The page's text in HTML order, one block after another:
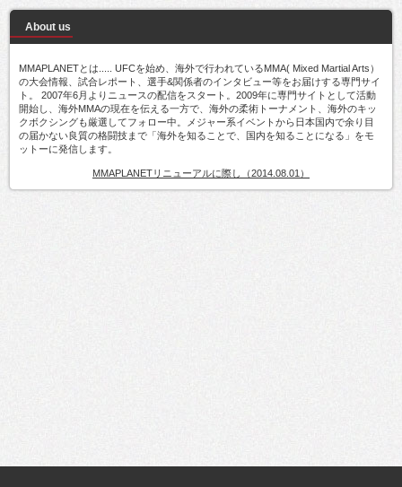
About us
MMAPLANETとは..... UFCを始め、海外で行われているMMA( Mixed Martial Arts）
の大会情報、試合レポート、選手&関係者のインタビュー等をお届けする専門サイ
ト。 2007年6月よりニュースの配信をスタート。2009年に専門サイトとして活動
開始し、海外MMAの現在を伝える一方で、海外の柔術トーナメント、海外のキッ
クボクシングも厳選してフォロー中。メジャー系イベントから日本国内で余り目
の届かない良質の格闘技まで「海外を知ることで、国内を知ることになる」をモ
ットーに発信します。
MMAPLANETリニューアルに際し（2014.08.01）